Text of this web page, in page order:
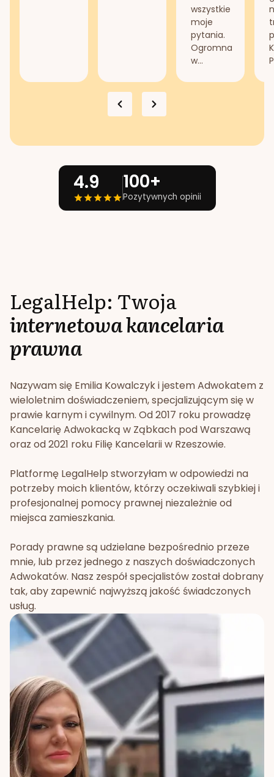
wszystkie
moje
pytania.
Ogromna
w...
4.9 100+
Pozytywnych opinii
LegalHelp: Twoja
internetowa kancelaria
prawna
Nazywam się Emilia Kowalczyk i jestem Adwokatem z
wieloletnim doświadczeniem, specjalizującym się w
prawie karnym i cywilnym. Od 2017 roku prowadzę
Kancelarię Adwokacką w Ząbkach pod Warszawą
oraz od 2021 roku Filię Kancelarii w Rzeszowie.
Platformę LegalHelp stworzyłam w odpowiedzi na
potrzeby moich klientów, którzy oczekiwali szybkiej i
profesjonalnej pomocy prawnej niezależnie od
miejsca zamieszkania.
Porady prawne są udzielane bezpośrednio przeze
mnie, lub przez jednego z naszych doświadczonych
Adwokatów. Nasz zespół specjalistów został dobrany
tak, aby zapewnić najwyższą jakość świadczonych
usług.